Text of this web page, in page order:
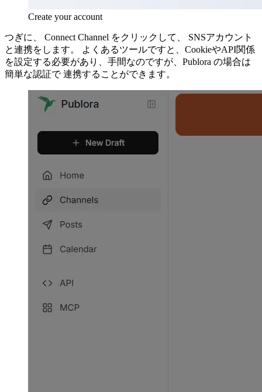
Create your account
つぎに、 Connect Channel をクリックして、 SNSアカウント
と連携をします。 よくあるツールですと、CookieやAPI関係
を設定する必要があり、手間なのですが、Publora の場合は
簡単な認証で 連携することができます。